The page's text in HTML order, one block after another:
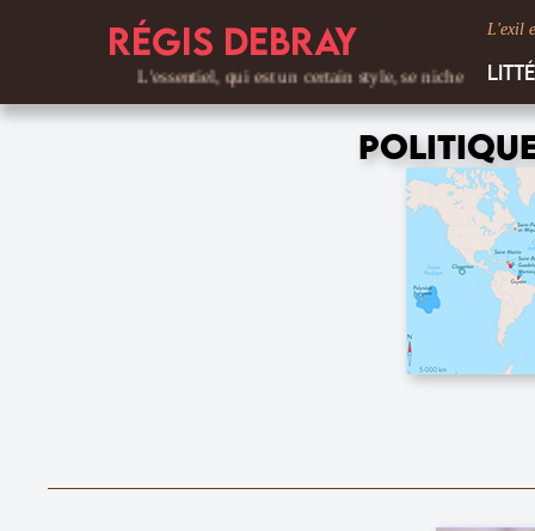
Régis Debray L'exil
L'essentiel, qui est un certain style, se niche dans les